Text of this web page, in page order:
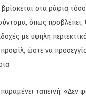
βρίσκεται στα ράφια
όπως προβλέπει,
με υψηλή
προφίλ, ώστε να
ταπεινή: «Δεν